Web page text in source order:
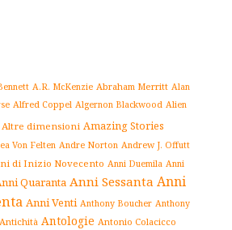
A.R. McKenzie Abraham Merritt Alan
Alfred Coppel Algernon Blackwood Alien
Altre dimensioni Amazing Stories
Von Felten Andre Norton Andrew J. Offutt
di Inizio Novecento Anni Duemila Anni
Quaranta Anni Sessanta Anni
Anni Venti Anthony Boucher Anthony
Antichità Antologie Antonio Colacicco